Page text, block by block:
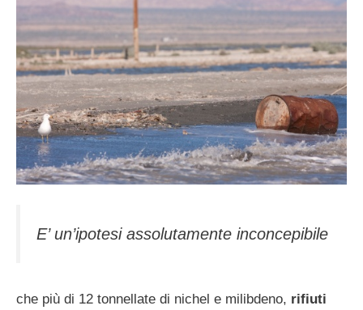
E’ un’ipotesi assolutamente inconcepibile
che più di 12 tonnellate di nichel e milibdeno, rifiuti